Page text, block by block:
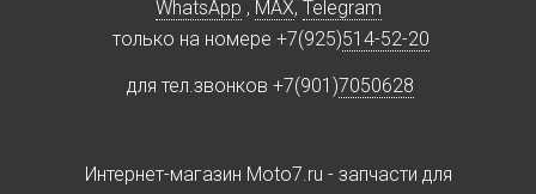
WhatsApp , MAX, Telegram
только на номере +7(925)514-52-20
для тел.звонков +7(901)7050628
Интернет-магазин Moto7.ru - запчасти для